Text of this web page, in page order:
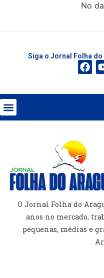
No
Siga o Jornal Folha
O Jornal Folha do
anos no mercado,
pequenas, médias e